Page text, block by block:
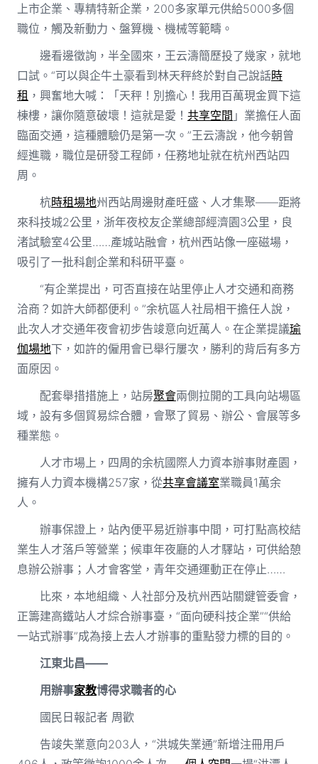
上市企業、專精特新企業，200多家單元供給5000多個
職位，觸及新動力、盤算機、機械等範疇。
邊看邊徵詢，半全國來，王云濤簡歷投了幾家，就地
口試。“可以與企牛土豪看到林天秤終於對自己說話時
租 ，興奮地大喊：「天秤！別擔心！我用百萬現金買下這
棟樓，讓你隨意破壞！這就是愛！ 共享空間 」業擔任人面
臨面交通，這種體驗仍是第一次。”王云濤說，他今朝曾
經進職，職位是研發工程師，任務地址就在杭州西站四
周。
杭時租場地州西站周邊財產旺盛、人才集聚——距將
來科技城2公里，浙年夜校友企業總部經濟園3公里，良
渚試驗室4公里……產城站融會，杭州西站像一座磁場，
吸引了一批科創企業和科研平臺。
“有企業提出，可否直接在站里停止人才交通和商務
洽商？如許大師都便利。”余杭區人社局相干擔任人說，
此次人才交通年夜會初步告竣意向近萬人。在企業提議瑜
伽場地下，如許的僱用會已舉行屢次，勝利的背后有多方
面原因。
配套舉措措施上，站房聚會兩側拉開的工具向站場區
域，設有多個貿易綜合體，會聚了貿易、辦公、會展等多
種業態。
人才市場上，四周的余杭國際人力資本辦事財產園，
擁有人力資本機構257家，從共享會議室業職員1萬余
人。
辦事保證上，站內便平易近辦事中間，可打點高校結
業生人才落戶等營業；候車年夜廳的人才驛站，可供給憩
息辦公辦事；人才會客堂，青年交通運動正在停止……
比來，本地組織、人社部分及杭州西站關鍵管委會，
正籌建高鐵站人才綜合辦事臺，“面向硬科技企業”“供給
一站式辦事”成為接上去人才辦事的重點發力標的目的。
江東北昌——
用辦事家教博得求職者的心
國民日報記者 周歡
告竣失業意向203人，“洪城失業通”新增注冊用戶